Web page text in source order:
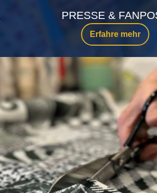
Erfahre mehr
PRESSE &